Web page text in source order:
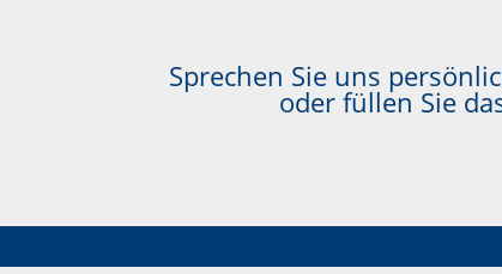
Sprechen Sie uns
oder füllen Sie